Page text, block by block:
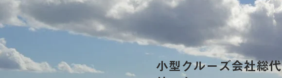
2027年 秘境オーストラル諸
島が身近に
2027年 秘境オーストラル諸
島が身近にのコピー
小型クルーズ会社総